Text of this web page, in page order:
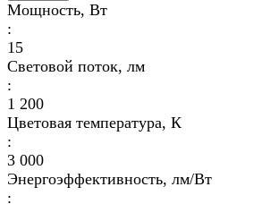
Мощность, Вт
:
15
Световой поток, лм
:
1 200
Цветовая температура, К
:
3 000
Энергоэффективность, лм/Вт
: